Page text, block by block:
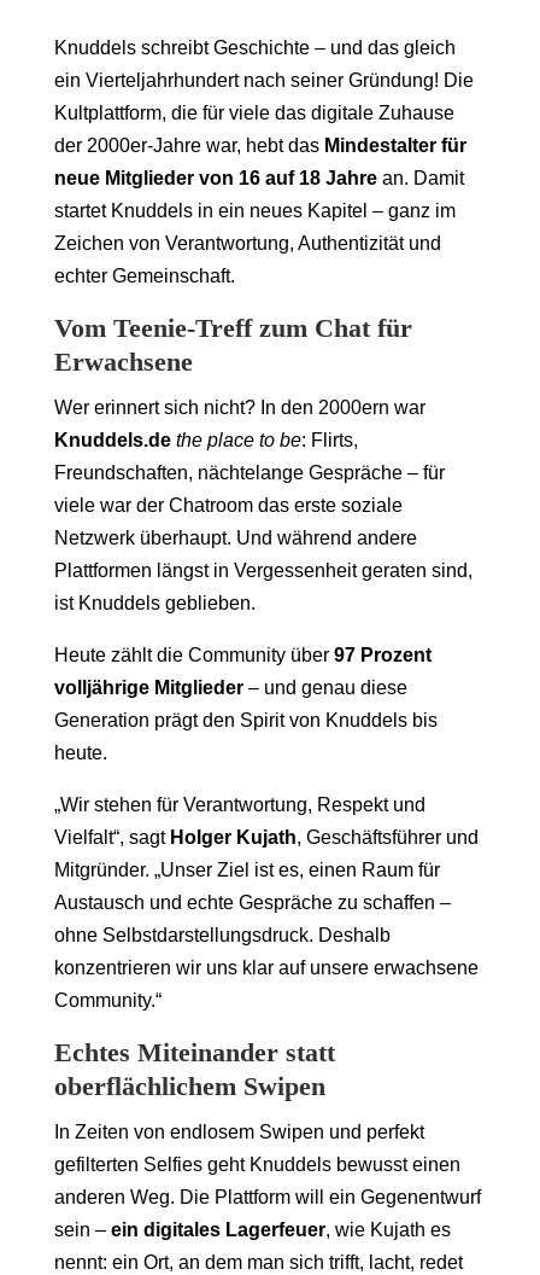
Knuddels schreibt Geschichte – und das gleich
ein Vierteljahrhundert nach seiner Gründung! Die
Kultplattform, die für viele das digitale Zuhause
der 2000er-Jahre war, hebt das Mindestalter für
neue Mitglieder von 16 auf 18 Jahrean. Damit
startet Knuddels in ein neues Kapitel – ganz im
Zeichen von Verantwortung, Authentizität und
echter Gemeinschaft.
Vom Teenie-Treff zum Chat für
Erwachsene
Wer erinnert sich nicht? In den 2000ern war
Knuddels.de the place to be: Flirts,
Freundschaften, nächtelange Gespräche – für
viele war der Chatroom das erste soziale
Netzwerk überhaupt. Und während andere
Plattformen längst in Vergessenheit geraten sind,
ist Knuddels geblieben.
Heute zählt die Community über 97 Prozent
volljährige Mitglieder– und genau diese
Generation prägt den Spirit von Knuddels bis
heute.
„Wir stehen für Verantwortung, Respekt und
Vielfalt“, sagt Holger Kujath, Geschäftsführer und
Mitgründer. „Unser Ziel ist es, einen Raum für
Austausch und echte Gespräche zu schaffen –
ohne Selbstdarstellungsdruck. Deshalb
konzentrieren wir uns klar auf unsere erwachsene
Community.“
Echtes Miteinander statt
oberflächlichem Swipen
In Zeiten von endlosem Swipen und perfekt
gefilterten Selfies geht Knuddels bewusst einen
anderen Weg. Die Plattform will ein Gegenentwurf
sein – ein digitales Lagerfeuer, wie Kujath es
nennt: ein Ort, an dem man sich trifft, lacht, redet